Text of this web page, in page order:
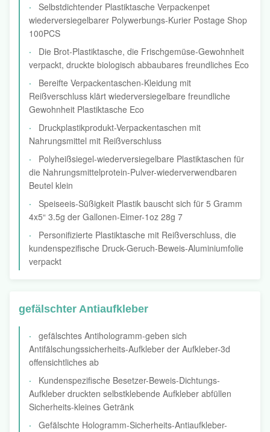
Selbstdichtender Plastiktasche Verpackenpet
wiederversiegelbarer Polywerbungs-Kurier Postage Shop
100PCS
Die Brot-Plastiktasche, die Frischgemüse-Gewohnheit
verpackt, druckte biologisch abbaubares freundliches Eco
Bereifte Verpackentaschen-Kleidung mit
Reißverschluss klärt wiederversiegelbare freundliche
Gewohnheit Plastiktasche Eco
Druckplastikprodukt-Verpackentaschen mit
Nahrungsmittel mit Reißverschluss
Polyheißsiegel-wiederversiegelbare Plastiktaschen für
die Nahrungsmittelprotein-Pulver-wiederverwendbaren
Beutel klein
Speiseeis-Süßigkeit Plastik bauscht sich für 5 Gramm
4x5“ 3.5g der Gallonen-Eimer-1oz 28g 7
Personifizierte Plastiktasche mit Reißverschluss, die
kundenspezifische Druck-Geruch-Beweis-Aluminiumfolie
verpackt
gefälschter Antiaufkleber
gefälschtes Antihologramm-geben sich
Antifälschungssicherheits-Aufkleber der Aufkleber-3d
offensichtliches ab
Kundenspezifische Besetzer-Beweis-Dichtungs-
Aufkleber druckten selbstklebende Aufkleber abfüllen
Sicherheits-kleines Getränk
Gefälschte Hologramm-Sicherheits-Antiaufkleber-